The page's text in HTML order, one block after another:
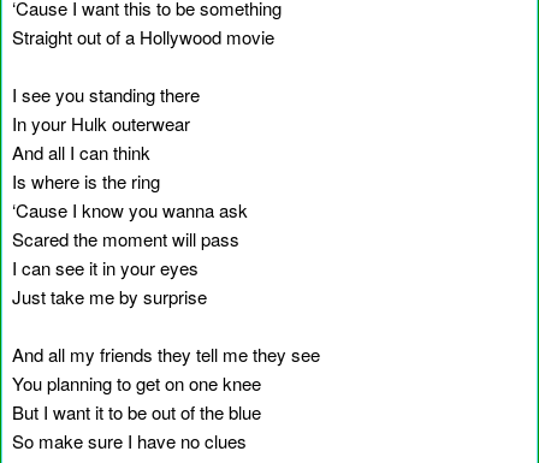
‘Cause I want this to be something
Straight out of a Hollywood movie
I see you standing there
In your Hulk outerwear
And all I can think
Is where is the ring
‘Cause I know you wanna ask
Scared the moment will pass
I can see it in your eyes
Just take me by surprise
And all my friends they tell me they see
You planning to get on one knee
But I want it to be out of the blue
So make sure I have no clues